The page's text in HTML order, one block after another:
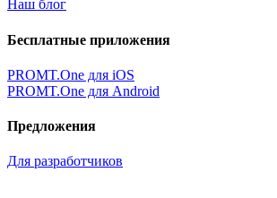
Наш блог
Бесплатные приложения
PROMT.One для iOS
PROMT.One для Android
Предложения
Для разработчиков